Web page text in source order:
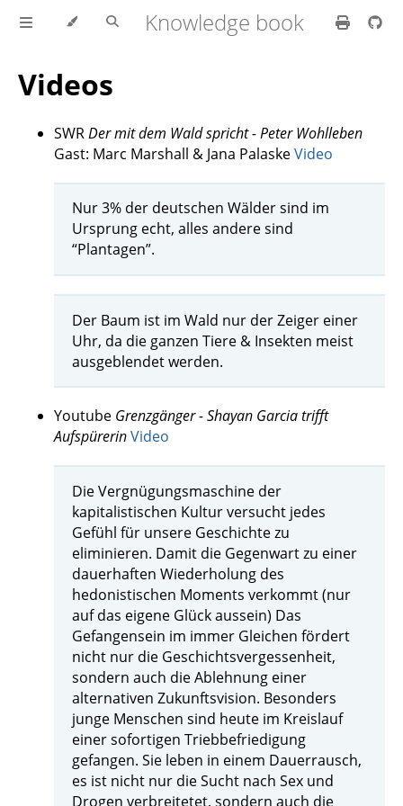
Knowledge book
Videos
SWRDer mit dem Wald spricht - Peter Wohlleben
Gast: Marc Marshall & Jana PalaskeVideo
Nur 3% der deutschen Wälder sind im
Ursprung echt, alles andere sind
“Plantagen”.
Der Baum ist im Wald nur der Zeiger einer
Uhr, da die ganzen Tiere & Insekten meist
ausgeblendet werden.
Youtube Grenzgänger - Shayan Garcia trifft
AufspürerinVideo
Die Vergnügungsmaschine der
kapitalistischen Kultur versucht jedes
Gefühl für unsere Geschichte zu
eliminieren. Damit die Gegenwart zu einer
dauerhaften Wiederholung des
hedonistischen Moments verkommt (nur
auf das eigene Glück aussein) Das
Gefangensein im immer Gleichen fördert
nicht nur die Geschichtsvergessenheit,
sondern auch die Ablehnung einer
alternativen Zukunftsvision. Besonders
junge Menschen sind heute im Kreislauf
einer sofortigen Triebbefriedigung
gefangen. Sie leben in einem Dauerrausch,
es ist nicht nur die Sucht nach Sex und
Drogen verbreitetet, sondern auch die